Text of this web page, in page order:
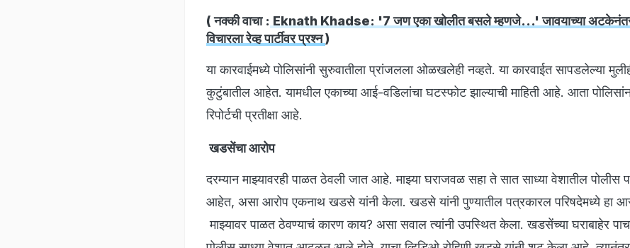
( नक्की वाचा : Eknath Khadse: '7 जण एका खोलीत बसले म्हणजे...' जावयाच्या
विचारला रेव्ह पार्टीवर प्रश्न)
या कारवाईमध्ये पोलिसांनी सुरुवातीला प्रांजलला ओळखलेही नव्हते. या कारवाईत सापडलेल्या
कुटुंबातील आहेत. यामधील एकाच्या आई-वडिलांचा घटस्फोट झाल्याची माहिती आहे. आता
रिपोर्टची प्रतीक्षा आहे.
खडसेंचा आरोप
दरम्यान माझ्यावरही पाळत ठेवली जात आहे. माझ्या घराजवळ सहा ते सात साध्या वेशातील पोलीस
आहेत, असा आरोप एकनाथ खडसे यांनी केला. खडसे यांनी पुण्यातील पत्रकारल परिषदेमध्ये हा
माझ्यावर पाळत ठेवण्याचं कारण काय? असा सवाल त्यांनी उपस्थित केला. खडसेंच्या घराबाहेर